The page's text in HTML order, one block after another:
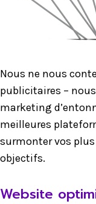
Nous ne nous
publicitaires –
marketing
meilleures
surmonter vos
objectifs.
Website